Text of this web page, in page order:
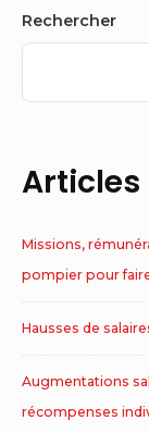
Sidebar
Widget
Area
Rechercher
Missions,
pompier pour
Hausses de
Augmentations
récompenses